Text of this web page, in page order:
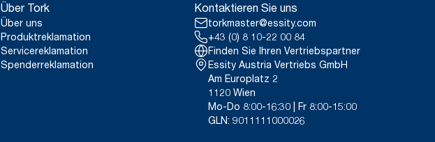
Über Tork
Über uns
Produktreklamation
Servicereklamation
Spenderreklamation
Kontaktieren Sie uns
torkmaster@essity.com
+43 (0) 8 10-22 00 84
Finden Sie Ihren Vertriebspartner
Essity Austria Vertriebs GmbH
Am Europlatz 2
1120 Wien
Mo-Do 8:00-16:30 | Fr 8:00-15:00
GLN: 9011111000026